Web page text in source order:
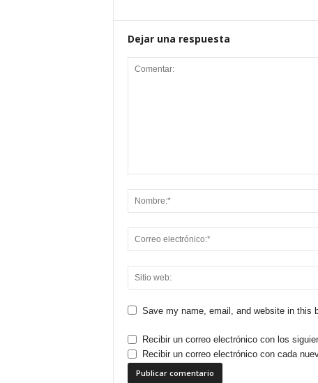
Dejar una respuesta
Save my name, email, and website in this
Recibir un correo electrónico con los
Recibir un correo electrónico con cada